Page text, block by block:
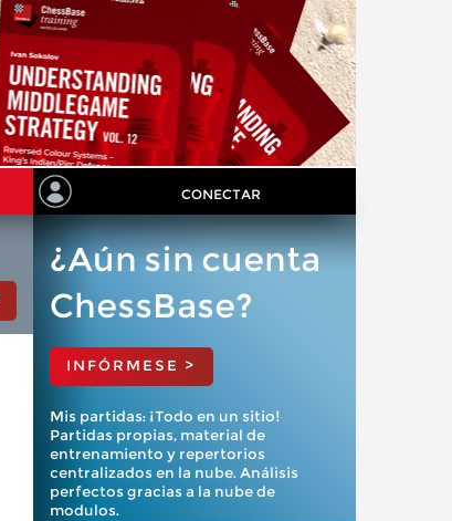
CONECTAR
¿Aún sin cuenta
ChessBase?
INFÓRMESE >
Mis partidas: ¡Todo en un sitio!
Partidas propias, material de
entrenamiento y repertorios
centralizados en la nube. Análisis
perfectos gracias a la nube de
modulos.